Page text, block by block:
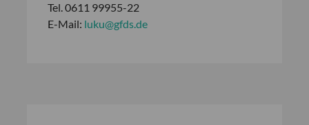
Tel. 0611 99955-22
E-Mail: luku@gfds.de